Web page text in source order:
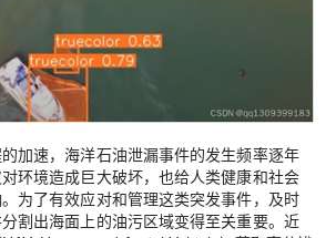
加速，海洋石油泄漏事件的发生频率逐年
环境造成巨大破坏，也给人类健康和社会
为了有效应对和管理这类突发事件，及时
割出海面上的油污区域变得至关重要。近